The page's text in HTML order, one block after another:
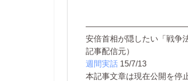
安倍首相が隠したい「戦争
記事配信元）
週間実話 15/7/13
本記事文章は現在公開を停